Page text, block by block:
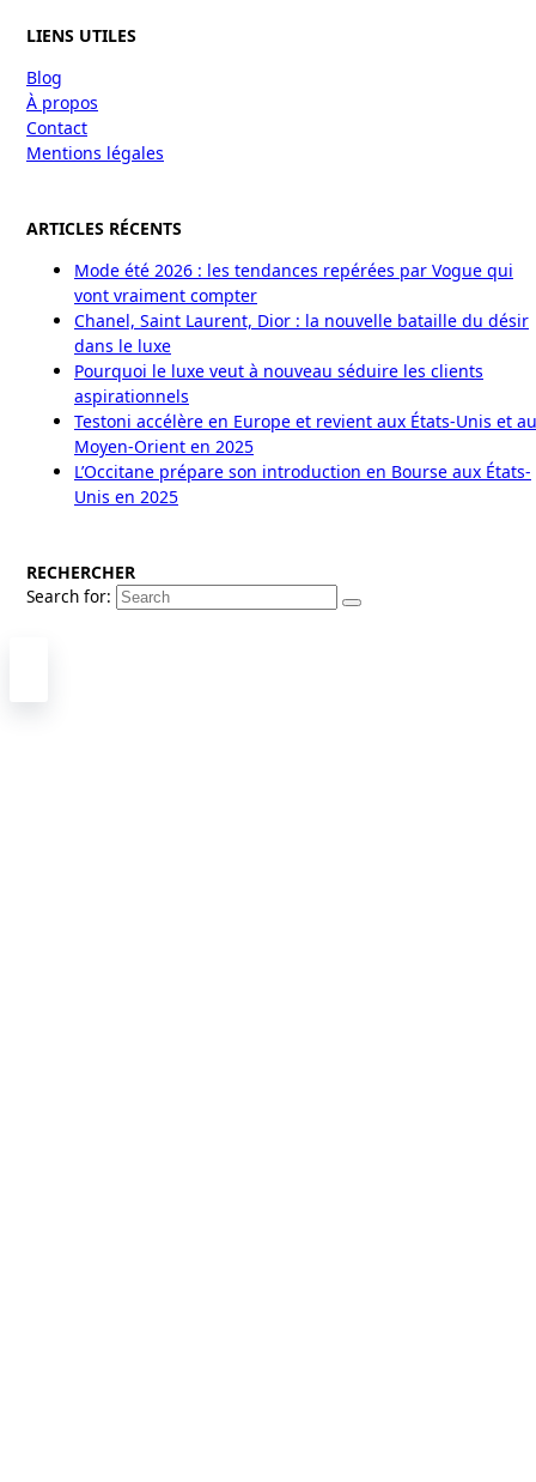
LIENS UTILES
Blog
À propos
Contact
Mentions légales
ARTICLES RÉCENTS
Mode été 2026 : les tendances repérées par Vogue qui
vont vraiment compter
Chanel, Saint Laurent, Dior : la nouvelle bataille du désir
dans le luxe
Pourquoi le luxe veut à nouveau séduire les clients
aspirationnels
Testoni accélère en Europe et revient aux États-Unis et au
Moyen-Orient en 2025
L’Occitane prépare son introduction en Bourse aux États-
Unis en 2025
RECHERCHER
Search for: